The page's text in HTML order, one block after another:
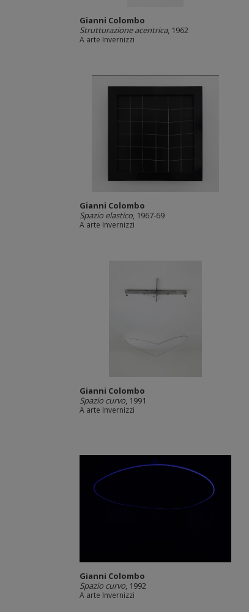
Gianni Colombo
Strutturazione acentrica, 1962
A arte Invernizzi
Gianni Colombo
Spazio elastico, 1967-69
A arte Invernizzi
Gianni Colombo
Spazio curvo, 1991
A arte Invernizzi
Gianni Colombo
Spazio curvo, 1992
A arte Invernizzi